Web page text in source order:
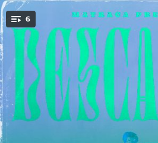
You're all set!
6
02:42
02:48
03:00
.